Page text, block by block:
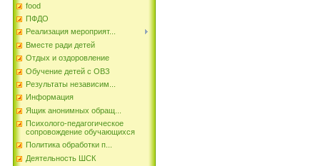
food
ПФДО
Реализация мероприят...
Вместе ради детей
Отдых и оздоровление
Обучение детей с ОВЗ
Результаты независим...
Информация
Ящик анонимных обращ...
Психолого-педагогическое
сопровождение обучающихся
Политика обработки п...
Деятельность ШСК